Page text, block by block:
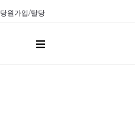
당원가입/탈당